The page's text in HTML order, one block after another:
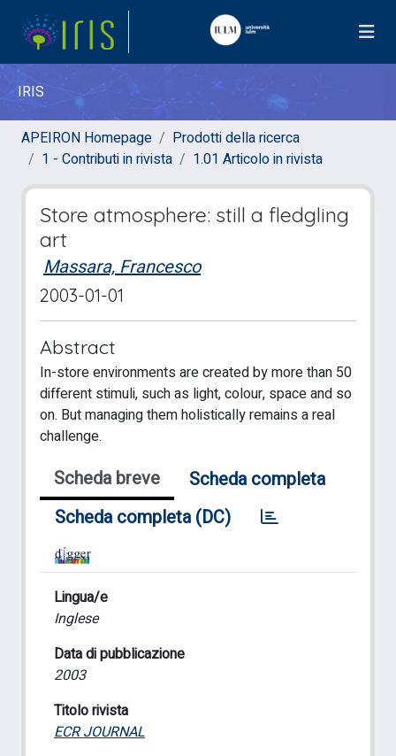
IRIS
APEIRON Homepage
Prodotti della ricerca
1 - Contributi in rivista
1.01 Articolo in rivista
Store atmosphere: still a fledgling
art
Massara, Francesco
2003-01-01
Abstract
In-store environments are created by more than 50
different stimuli, such as light, colour, space and so
on. But managing them holistically remains a real
challenge.
Scheda breve
Scheda completa
Scheda completa (DC)
Lingua/e
Inglese
Data di pubblicazione
2003
Titolo rivista
ECR JOURNAL